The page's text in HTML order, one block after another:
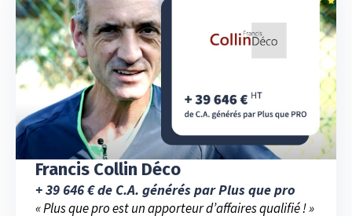
Francis Collin Déco
+ 39 646 € de C.A. générés par Plus que pro
« Plus que pro est un apporteur d’affaires qualifié ! »